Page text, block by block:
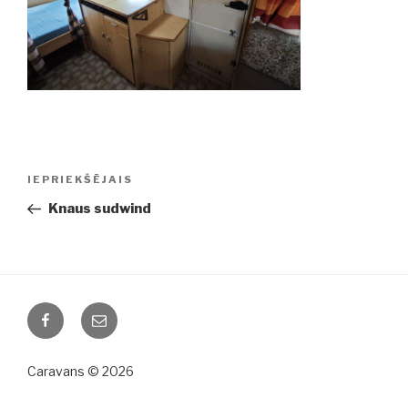
Ziņu
Iepriekšējā
ziņa:
IEPRIEKŠĒJAIS
Knaus sudwind
FacebookEmail
Caravans © 2026